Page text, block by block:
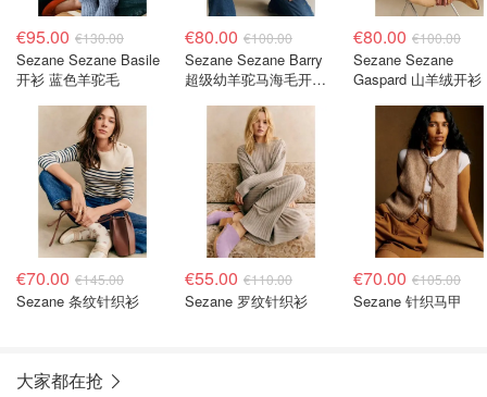
€95.00 €130.00
Sezane Sezane Basile
开衫 蓝色羊驼毛
€80.00 €100.00
Sezane Sezane Barry
超级幼羊驼马海毛开衫
€80.00 €100.00
Sezane Sezane
Gaspard 山羊绒开衫
€70.00 €145.00
Sezane 条纹针织衫
€55.00 €110.00
Sezane 罗纹针织衫
€70.00 €105.00
Sezane 针织马甲
大家都在抢